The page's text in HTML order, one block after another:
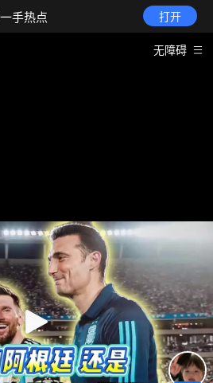
手热点 打开
无障碍